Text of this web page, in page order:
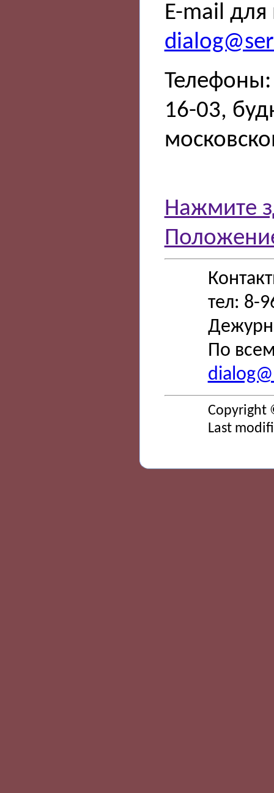
E-mail для
16-03,
Нажмите
тел: 8-
По
Copyright
Last